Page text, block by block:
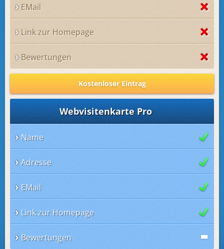
EMail
Link zur Homepage
Bewertungen
Kostenloser Eintrag
Webvisitenkarte Pro
Name
Adresse
EMail
Link zur Homepage
Bewertungen